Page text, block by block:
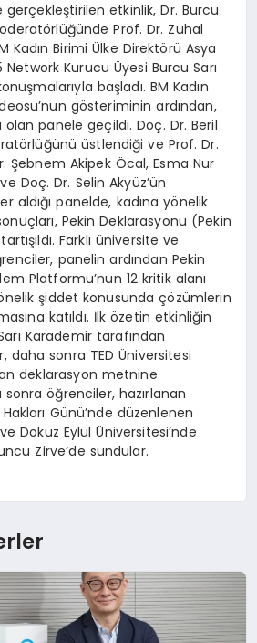
gerçekleştirilen etkinlik, Dr. Burcu
Prof. Dr. Zuhal
Kadın Birimi Ülke Direktörü Asya
Kurucu Üyesi Burcu Sarı
başladı. BM Kadın
gösteriminin ardından,
panele geçildi. Doç. Dr. Beril
üstlendiği ve Prof. Dr.
Şebnem Akipek Öcal, Esma Nur
Doç. Dr. Selin Akyüz’ün
aldığı panelde, kadına yönelik
Pekin Deklarasyonu (Pekin
Farklı üniversite ve
panelin ardından Pekin
Platformu’nun 12 kritik alanı
şiddet konusunda çözümlerin
katıldı. İlk özetin etkinliğin
Karademir tarafından
daha sonra TED Üniversitesi
deklarasyon metnine
öğrenciler, hazırlanan
Günü’nde düzenlenen
Dokuz Eylül Üniversitesi’nde
Zirve’de sundular.